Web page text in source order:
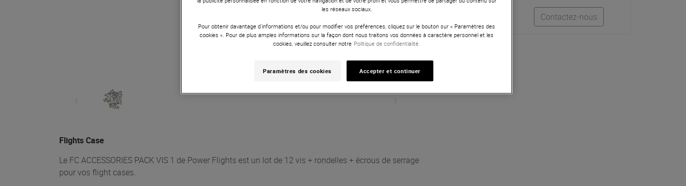
Flights Case
Le FC ACCESSORIES PACK VIS 1 de Power Flights est un lot de 12 vis + rondelles + écrous de serrage
pour vos flight cases.
Contactez-nous
les réseaux sociaux.
Pour obtenir davantage d'informations et/ou pour modifier vos préférences, cliquez sur le bouton sur « Paramètres des
cookies ». Pour de plus amples informations sur la façon dont nous traitons vos données à caractère personnel et les
cookies, veuillez consulter notre Politique de confidentialité.
Paramètres des cookies Accepter et continuer